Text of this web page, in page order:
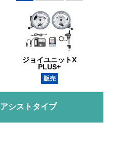
ジョイユニットX
PLUS+
販売
アシストタイプ